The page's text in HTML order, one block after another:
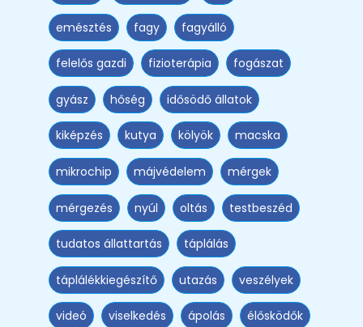
emésztés fagy fagyálló
felelős gazdi fizioterápia fogászat
gyász hőség idősödő állatok
kiképzés kutya kölyök macska
mikrochip májvédelem mérgek
mérgezés nyúl oltás testbeszéd
tudatos állattartás táplálás
táplálékkiegészítő utazás veszélyek
videó viselkedés ápolás élősködők